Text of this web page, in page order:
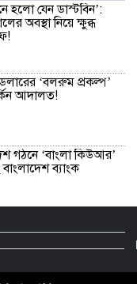
হলো যেন ডাস্টবিন’:
অবস্থা নিয়ে ক্ষুব্ধ
‘বলরুম প্রকল্প’
আদালত!
গঠনে ‘বাংলা কিউআর’
ব্যাংক
নিয়ে গ্রিসে পাড়ি,